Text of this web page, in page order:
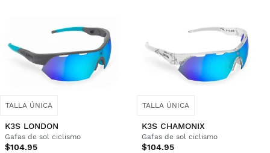
TALLA ÚNICA
K3S LONDON
Gafas de sol ciclismo
$104.95
TALLA ÚNICA
K3S CHAMONIX
Gafas de sol ciclismo
$104.95